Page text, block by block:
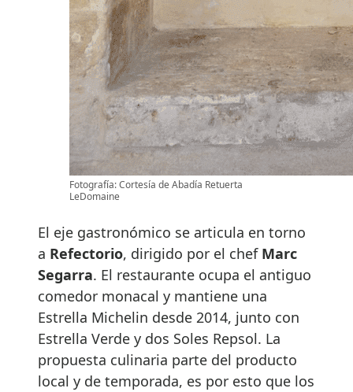
Fotografía: Cortesía de Abadía Retuerta
LeDomaine
El eje gastronómico se articula en torno
a Refectorio, dirigido por el chef Marc
Segarra. El restaurante ocupa el antiguo
comedor monacal y mantiene una
Estrella Michelin desde 2014, junto con
Estrella Verde y dos Soles Repsol. La
propuesta culinaria parte del producto
local y de temporada, es por esto que los